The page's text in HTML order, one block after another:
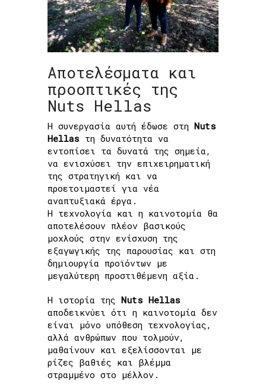
Αποτελέσματα και
προοπτικές της
Nuts Hellas
Η συνεργασία αυτή έδωσε στη Nuts
Hellas τη δυνατότητα να
εντοπίσει τα δυνατά της σημεία,
να ενισχύσει την επιχειρηματική
της στρατηγική και να
προετοιμαστεί για νέα
αναπτυξιακά έργα.
Η τεχνολογία και η καινοτομία θα
αποτελέσουν πλέον βασικούς
μοχλούς στην ενίσχυση της
εξαγωγικής της παρουσίας και στη
δημιουργία προϊόντων με
μεγαλύτερη προστιθέμενη αξία.
Η ιστορία της Nuts Hellas
αποδεικνύει ότι η καινοτομία δεν
είναι μόνο υπόθεση τεχνολογίας,
αλλά ανθρώπων που τολμούν,
μαθαίνουν και εξελίσσονται με
ρίζες βαθιές και βλέμμα
στραμμένο στο μέλλον.